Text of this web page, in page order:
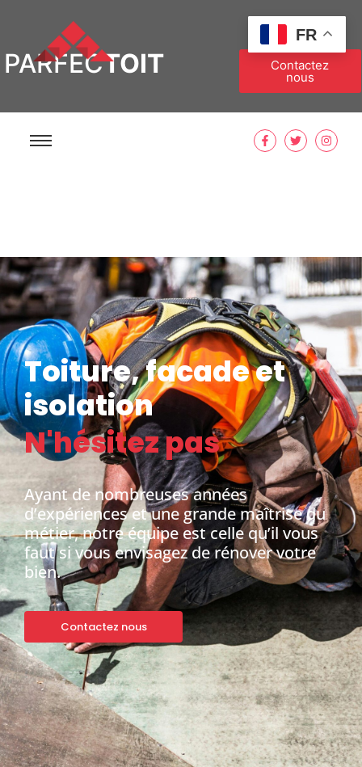
PARFECTOIT Contactez
nous
Toiture, facade et
isolation
N'hésitez pas
Ayant de nombreuses années
d’expériences et une grande maîtrise du
métier, notre équipe est celle qu’il vous
faut si vous envisagez de rénover votre
bien.
Contactez nous
FR